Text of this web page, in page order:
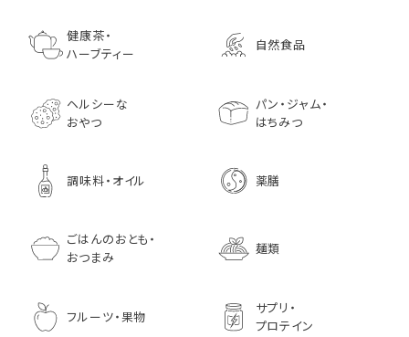
ールド）140ｇ 調味料 粒
マスタード
鰹節 食べる削り節
70g× 10袋セット おつま
1,833
75g（50袋）
1,296
健康茶・
ハーブティー
自然食品
ヘルシーな
おやつ
パン・ジャム・
はちみつ
調味料・オイル 薬膳
ごはんのおとも・
おつまみ
麺類
フルーツ・果物
サプリ・
プロテイン